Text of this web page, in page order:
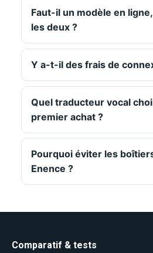
Faut-il un modèle en
les deux ?
Y a-t-il des frais de
Quel traducteur vocal
premier achat ?
Pourquoi éviter les
Enence ?
Comparatif & tests